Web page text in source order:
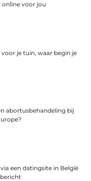
voor jou
je tuin, waar begin je
abortusbehandeling bij
een datingsite in België